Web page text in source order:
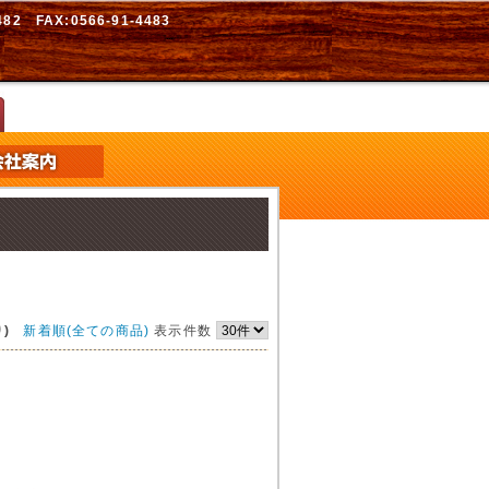
FAX:0566-91-4483
) 新着順(全ての商品) 表示件数